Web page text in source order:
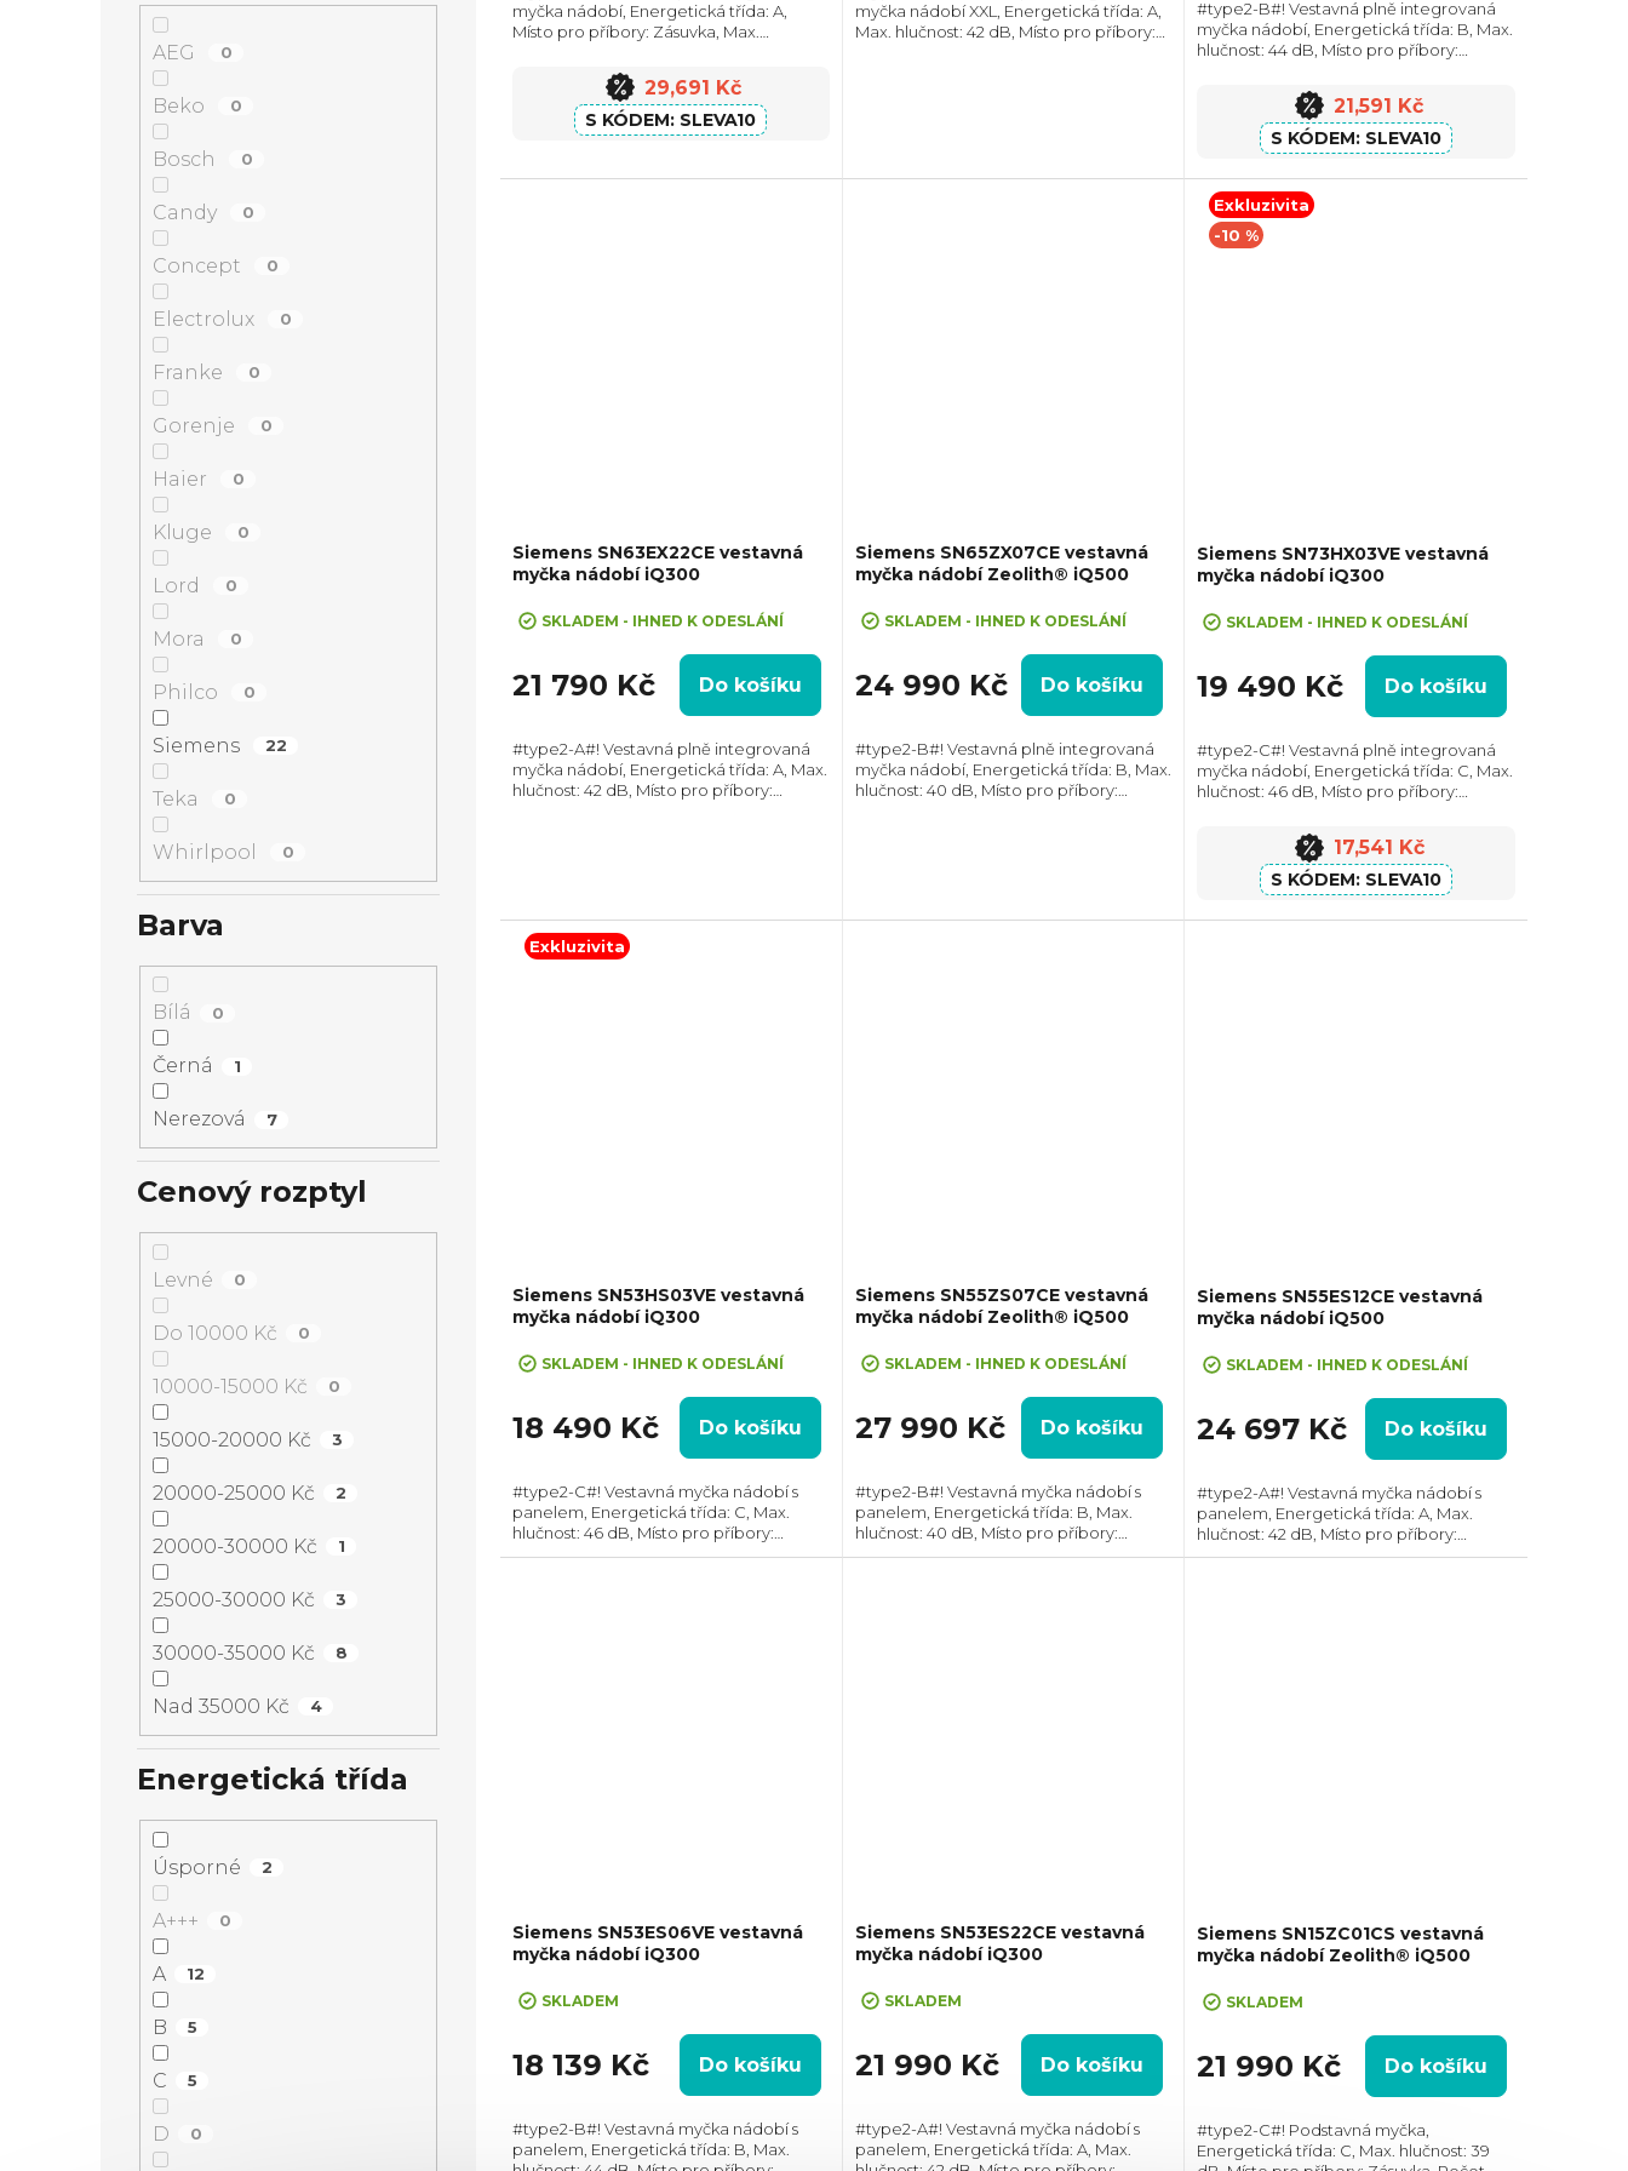
AEG 0
Beko 0
Bosch 0
Candy 0
Concept 0
Electrolux 0
Franke 0
Gorenje 0
Haier 0
Kluge 0
Lord 0
Mora 0
Philco 0
Siemens 22
Teka 0
Whirlpool 0
Barva
Bílá 0
Černá 1
Nerezová 7
Cenový rozptyl
Levné 0
Do 10000 Kč 0
10000-15000 Kč 0
15000-20000 Kč 3
20000-25000 Kč 2
20000-30000 Kč 1
25000-30000 Kč 3
30000-35000 Kč 8
Nad 35000 Kč 4
Energetická třída
Úsporné 2
A+++ 0
A 12
B 5
C 5
D 0
myčka nádobí, Energetická třída: A,
Místo pro příbory: Zásuvka, Max.
14, Počet programů: 7, Spotřeba vody
na cyklus: 9...
29,691 Kč
SLEVA10
myčka nádobí XXL, Energetická třída: A,
Max. hlučnost: 42 dB, Místo pro příbory:
5
hvězdiček.
#type2-B#! Vestavná plně integrovaná
myčka nádobí, Energetická třída: B, Max.
hlučnost: 44 dB, Místo pro příbory:
Počet programů: 6, Spotřeba vody na
21,591 Kč
SLEVA10
Siemens SN63EX22CE vestavná
myčka nádobí iQ300
SKLADEM - IHNED K ODESLÁNÍ
21 790 Kč Do košíku
#type2-A#! Vestavná plně integrovaná
myčka nádobí, Energetická třída: A, Max.
hlučnost: 42 dB, Místo pro příbory:
Siemens SN65ZX07CE vestavná
myčka nádobí Zeolith® iQ500
SKLADEM - IHNED K ODESLÁNÍ
24 990 Kč Do košíku
#type2-B#! Vestavná plně integrovaná
myčka nádobí, Energetická třída: B, Max.
hlučnost: 40 dB, Místo pro příbory:
Exkluzivita
-10 %
Siemens SN73HX03VE vestavná
myčka nádobí iQ300
SKLADEM - IHNED K ODESLÁNÍ
19 490 Kč Do košíku
#type2-C#! Vestavná plně integrovaná
myčka nádobí, Energetická třída: C, Max.
hlučnost: 46 dB, Místo pro příbory:
Počet programů: 6, Spotřeba vody na
17,541 Kč
SLEVA10
Exkluzivita
Siemens SN53HS03VE vestavná
myčka nádobí iQ300
SKLADEM - IHNED K ODESLÁNÍ
18 490 Kč Do košíku
#type2-C#! Vestavná myčka nádobí s
panelem, Energetická třída: C, Max.
hlučnost: 46 dB, Místo pro příbory:
Zásuvka, Počet souprav nádobí: 14,
Siemens SN55ZS07CE vestavná
myčka nádobí Zeolith® iQ500
SKLADEM - IHNED K ODESLÁNÍ
27 990 Kč Do košíku
#type2-B#! Vestavná myčka nádobí s
panelem, Energetická třída: B, Max.
hlučnost: 40 dB, Místo pro příbory:
Zásuvka, Počet souprav nádobí: 14,
Siemens SN55ES12CE vestavná
myčka nádobí iQ500
SKLADEM - IHNED K ODESLÁNÍ
24 697 Kč Do košíku
#type2-A#! Vestavná myčka nádobí s
panelem, Energetická třída: A, Max.
hlučnost: 42 dB, Místo pro příbory:
Zásuvka, Počet souprav nádobí: 14,
Siemens SN53ES06VE vestavná
myčka nádobí iQ300
SKLADEM
18 139 Kč Do košíku
#type2-B#! Vestavná myčka nádobí s
panelem, Energetická třída: B, Max.
Siemens SN53ES22CE vestavná
myčka nádobí iQ300
SKLADEM
21 990 Kč Do košíku
#type2-A#! Vestavná myčka nádobí s
panelem, Energetická třída: A, Max.
Siemens SN15ZC01CS vestavná
myčka nádobí Zeolith® iQ500
SKLADEM
21 990 Kč Do košíku
#type2-C#! Podstavná myčka,
Energetická třída: C, Max. hlučnost: 39